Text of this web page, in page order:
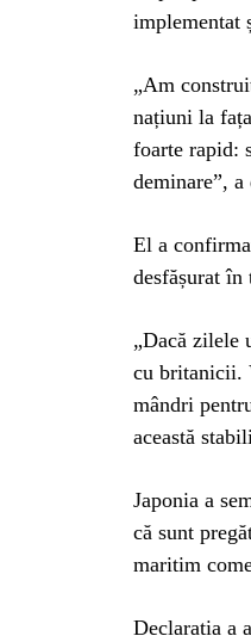
implementat
„Am
națiuni la
foarte rapid:
deminare”,
El a
desfășurat
„Dacă zilele
cu britanicii.
mândri
această
Japonia a
că sunt
maritim
Declarația a